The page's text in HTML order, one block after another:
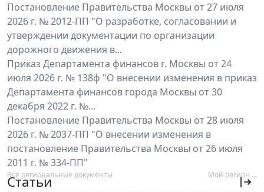
Постановление Правительства Москвы от 27 июля
2026 г. № 2012-ПП "О разработке, согласовании и
утверждении документации по организации
дорожного движения в...
Приказ Департамента финансов г. Москвы от 24
июля 2026 г. № 138ф "О внесении изменения в приказ
Департамента финансов города Москвы от 30
декабря 2022 г. №...
Постановление Правительства Москвы от 28 июля
2026 г. № 2037-ПП "О внесении изменения в
постановление Правительства Москвы от 26 июля
2011 г. № 334-ПП"
Все региональные документы Мой регион ...
Статьи